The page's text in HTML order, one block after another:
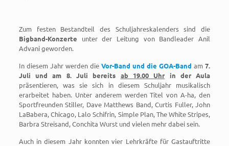
Zum festen Bestandteil des Schuljahreskalenders sind die
Bigband-Konzerte unter der Leitung von Bandleader Anil
Advani geworden.
In diesem Jahr werden die Vor-Band und die GOA-Band am7.
Juli und am 8. Juli bereits ab 19.00 Uhrin der Aula
präsentieren, was sie sich in diesem Schuljahr musikalisch
erarbeitet haben. Unter anderem werden Titel von A-ha, den
Sportfreunden Stiller, Dave Matthews Band, Curtis Fuller, John
LaBabera, Chicago, Lalo Schifrin, Simple Plan, The White Stripes,
Barbra Streisand, Conchita Wurst und vielen mehr dabei sein.
Auch in diesem Jahr konnten vier Lehrkräfte für Gastauftritte